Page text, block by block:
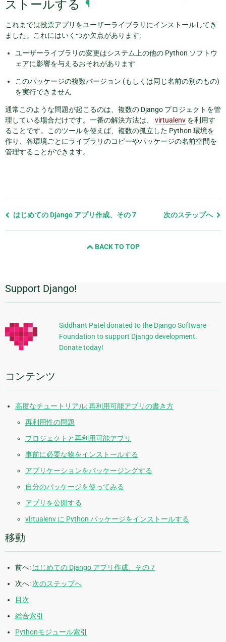
ストールする
¶
これまでは投票アプリをユーザーライブラリにインストールしてき
ました。これにはいくつか欠点があります:
ユーザーライブラリの変更はシステム上の他の Python ソフトウ
ェアに影響を与えるおそれがあります
このパッケージの複数バージョン (もしくは同じ名前の別のもの)
を実行できません
通常このような問題が起こるのは、複数の Django プロジェクトを管
理している場合だけです。一番の解決方法は、 virtualenv を利用す
ることです。このツールを使えば、複数の孤立した Python 環境を
作り、各環境ごとにライブラリのコピーやパッケージの名前空間を
管理することができます。
前
の
ペ
ジ
はじめての Django アプリ作成、その 7 次のステップへ
BACK TO TOP
追
加
的
な
報
Support Django!
Siddhant Patel donated to the Django Software
Foundation to support Django development.
Donate today!
コンテンツ
高度なチュートリアル: 再利用可能アプリの書き方
再利用性の問題
プロジェクトと再利用可能アプリ
事前に必要な物をインストールする
アプリケーションをパッケージングする
自分のパッケージを使ってみる
アプリを公開する
virtualenv に Python パッケージをインストールする
移動
前へ: はじめての Django アプリ作成、その 7
次へ: 次のステップへ
目次
総合索引
Pythonモジュール索引